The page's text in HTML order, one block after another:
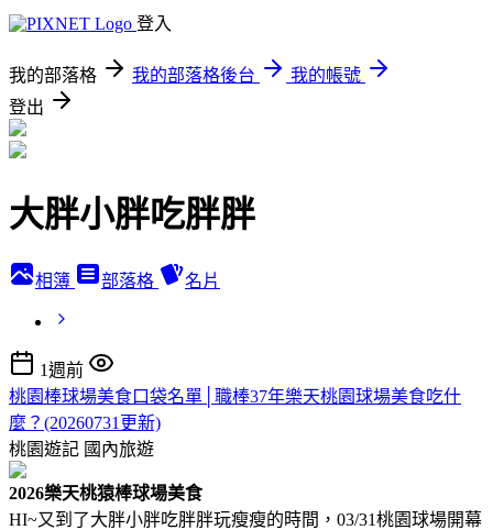
登入
我的部落格 我的部落格後台
我的帳號
登出
大胖小胖吃胖胖
相簿 部落格 名片
1週前
桃園棒球場美食口袋名單│職棒37年樂天桃園球場美食吃什
麼？(20260731更新)
桃園遊記 國內旅遊
2026樂天桃猿棒球場美食
HI~又到了大胖小胖吃胖胖玩瘦瘦的時間，03/31桃園球場開幕